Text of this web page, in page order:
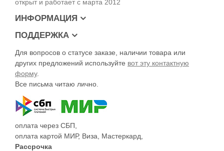
открыт и работает с марта 2012
ИНФОРМАЦИЯ
ПОДДЕРЖКА
Для вопросов о статусе заказе, наличии товара или
других предложений используйте вот эту контактную
форму.
Все письма читаю лично.
оплата через СБП,
оплата картой МИР, Виза, Мастеркард,
Рассрочка